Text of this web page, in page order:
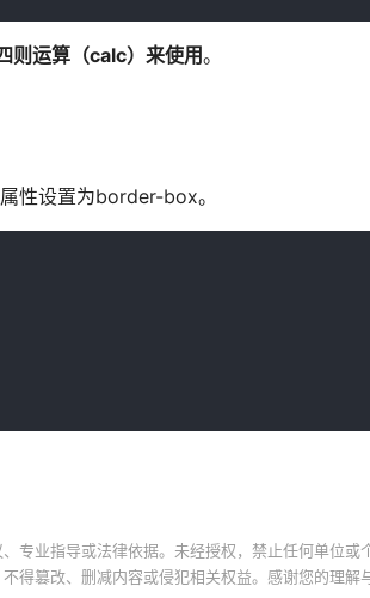
运算（calc）来使用。
性设置为border-box。
专业指导或法律依据。未经授权，禁止任何单位
得篡改、删减内容或侵犯相关权益。感谢您的理解